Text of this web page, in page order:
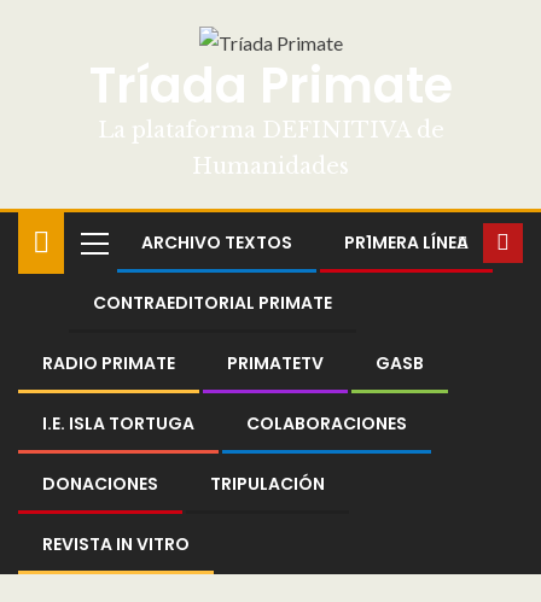
Tríada Primate
La plataforma DEFINITIVA de
Humanidades
ARCHIVO TEXTOS PR1MERA LÍNEA
CONTRAEDITORIAL PRIMATE
RADIO PRIMATE PRIMATETV GASB
I.E. ISLA TORTUGA COLABORACIONES
DONACIONES TRIPULACIÓN
REVISTA IN VITRO